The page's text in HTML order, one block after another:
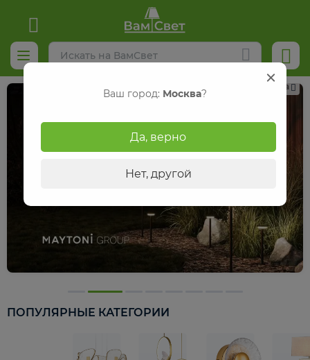
Реклама
ПОПУЛЯРНЫЕ КАТЕГОРИИ
Ваш город: Москва?
Да, верно
Нет, другой